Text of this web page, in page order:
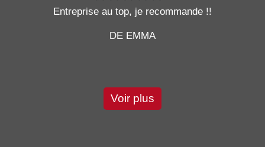
Entreprise au top, je recommande !!
DE EMMA
Voir plus